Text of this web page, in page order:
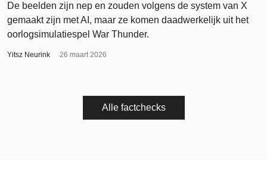
De beelden zijn nep en zouden volgens de system van X
gemaakt zijn met AI, maar ze komen daadwerkelijk uit het
oorlogsimulatiespel War Thunder.
Yitsz Neurink 26 maart 2026
Alle factchecks